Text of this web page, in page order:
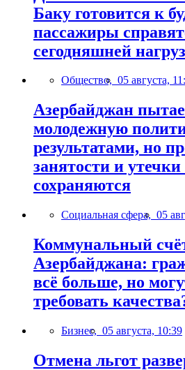
Баку готовится к
пассажиры
сегодняшней
Общество, 05 августа,
Азербайджан
молодежную
результатами, но
занятости и утечки
сохраняются
Социальная сфера, 05
Коммунальный
Азербайджана:
всё больше, но
требовать
Бизнес, 05 августа, 10:39
Отмена льгот